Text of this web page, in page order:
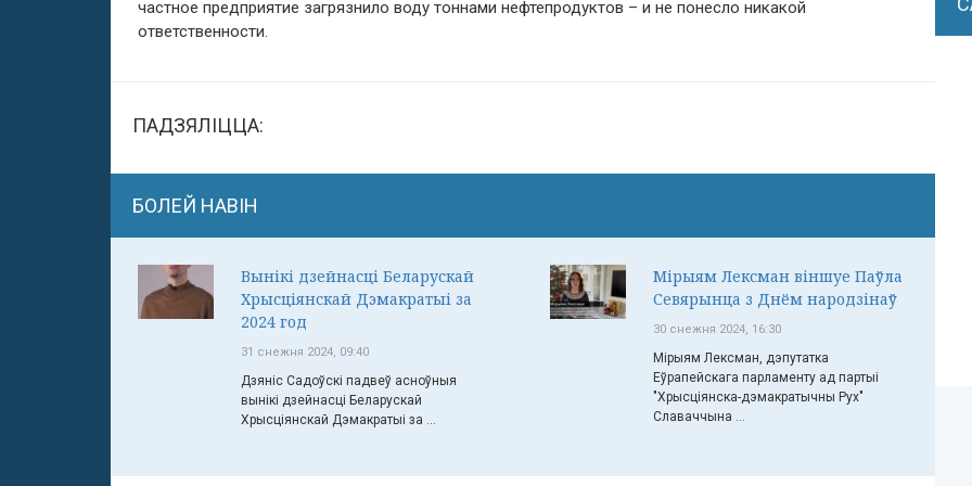
частное предприятие загрязнило воду тоннами нефтепродуктов – и не понесло никакой
ответственности.
ПАДЗЯЛІЦЦА:
БОЛЕЙ НАВІН
Вынікі дзейнасці Беларускай
Хрысціянскай Дэмакратыі за
2024 год
31 снежня 2024, 09:40
Дзяніс Садоўскі падвеў асноўныя
вынікі дзейнасці Беларускай
Хрысціянскай Дэмакратыі за ...
Мірыям Лексман віншуе Паўла
Севярынца з Днём народзінаў
30 снежня 2024, 16:30
Мірыям Лексман, дэпутатка
Еўрапейскага парламенту ад партыі
"Хрысціянска-дэмакратычны Рух"
Славаччына ...